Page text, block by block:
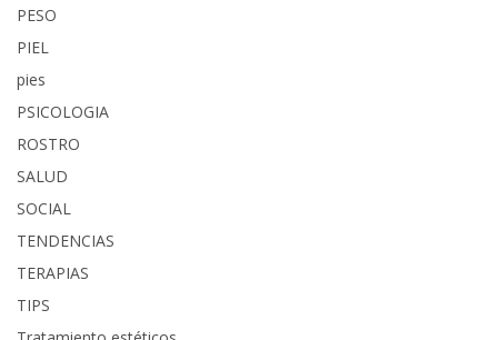
PESO
PIEL
pies
PSICOLOGIA
ROSTRO
SALUD
SOCIAL
TENDENCIAS
TERAPIAS
TIPS